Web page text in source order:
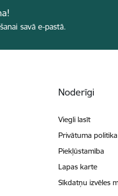
savā e-pastā.
Noderīgi
Viegli lasīt
Privātuma politika
Piekļūstamība
Lapas karte
Sīkdatņu izvēles